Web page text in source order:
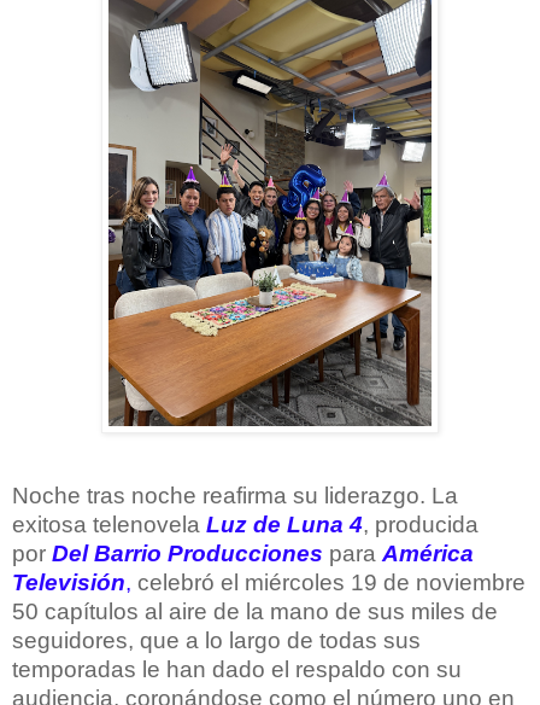
Noche tras noche reafirma su liderazgo. La
exitosa telenovela Luz de Luna 4, producida
por Del Barrio Producciones para América
Televisión, celebró el miércoles 19 de noviembre
50 capítulos al aire de la mano de sus miles de
seguidores, que a lo largo de todas sus
temporadas le han dado el respaldo con su
audiencia, coronándose como el número uno en